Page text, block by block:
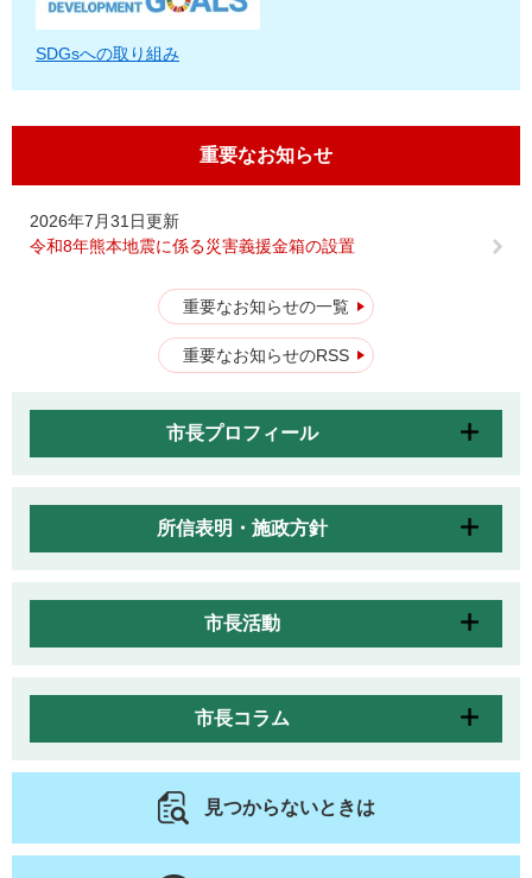
SDGsへの取り組み
重要なお知らせ
2026年7月31日更新
令和8年熊本地震に係る災害義援金箱の設置
重要なお知らせの一覧
重要なお知らせのRSS
市長プロフィール
所信表明・施政方針
市長活動
市長コラム
見つからないときは